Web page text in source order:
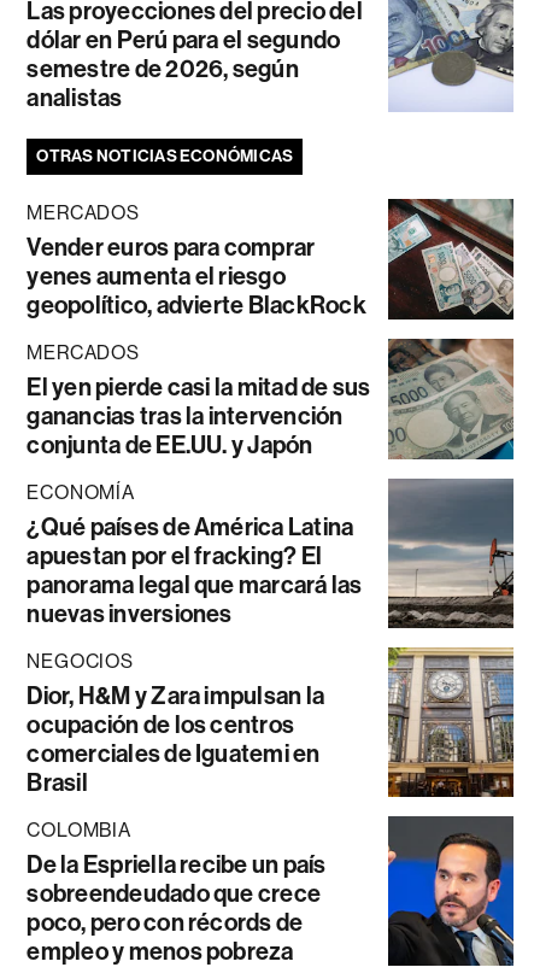
Las proyecciones del precio del
dólar en Perú para el segundo
semestre de 2026, según
analistas
OTRAS NOTICIAS ECONÓMICAS
MERCADOS
Vender euros para comprar
yenes aumenta el riesgo
geopolítico, advierte BlackRock
MERCADOS
El yen pierde casi la mitad de sus
ganancias tras la intervención
conjunta de EE.UU. y Japón
ECONOMÍA
¿Qué países de América Latina
apuestan por el fracking? El
panorama legal que marcará las
nuevas inversiones
NEGOCIOS
Dior, H&M y Zara impulsan la
ocupación de los centros
comerciales de Iguatemi en
Brasil
COLOMBIA
De la Espriella recibe un país
sobreendeudado que crece
poco, pero con récords de
empleo y menos pobreza